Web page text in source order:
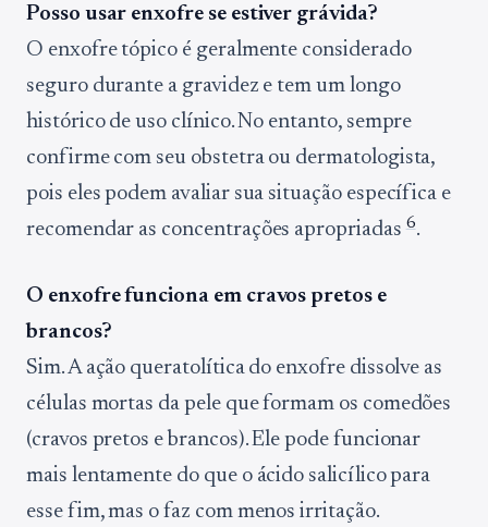
Posso usar enxofre se estiver grávida?
O enxofre tópico é geralmente considerado
seguro durante a gravidez e tem um longo
histórico de uso clínico. No entanto, sempre
confirme com seu obstetra ou dermatologista,
pois eles podem avaliar sua situação específica e
recomendar as concentrações apropriadas 6.
O enxofre funciona em cravos pretos e
brancos?
Sim. A ação queratolítica do enxofre dissolve as
células mortas da pele que formam os comedões
(cravos pretos e brancos). Ele pode funcionar
mais lentamente do que o ácido salicílico para
esse fim, mas o faz com menos irritação.